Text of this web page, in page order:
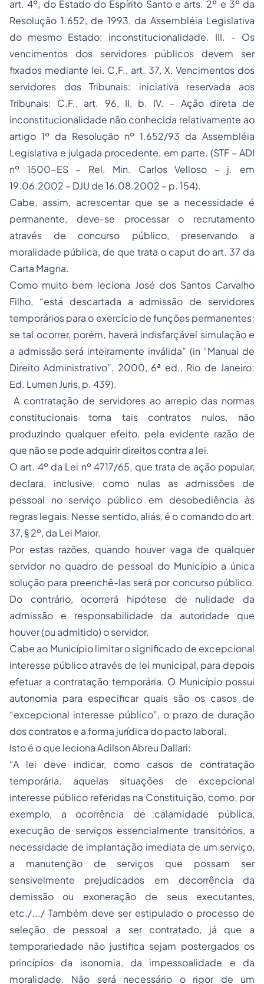
art. 4º, do Estado do Espírito Santo e arts. 2º e 3º da
Resolução 1.652, de 1993, da Assembléia Legislativa
do mesmo Estado: inconstitucionalidade. III. - Os
vencimentos dos servidores públicos devem ser
fixados mediante lei. C.F., art. 37, X. Vencimentos dos
servidores dos Tribunais: iniciativa reservada aos
Tribunais: C.F., art. 96, II, b. IV. - Ação direta de
inconstitucionalidade não conhecida relativamente ao
artigo 1º da Resolução nº 1.652/93 da Assembléia
Legislativa e julgada procedente, em parte. (STF – ADI
nº 1500-ES – Rel. Min. Carlos Velloso – j. em
19.06.2002 – DJU de 16.08.2002 – p. 154).
Cabe, assim, acrescentar que se a necessidade é
permanente, deve-se processar o recrutamento
através de concurso público, preservando a
moralidade pública, de que trata o caput do art. 37 da
Carta Magna.
Como muito bem leciona José dos Santos Carvalho
Filho, “está descartada a admissão de servidores
temporários para o exercício de funções permanentes;
se tal ocorrer, porém, haverá indisfarçável simulação e
a admissão será inteiramente inválida” (in “Manual de
Direito Administrativo”, 2000, 6ª ed., Rio de Janeiro:
Ed. Lumen Juris, p. 439).
A contratação de servidores ao arrepio das normas
constitucionais torna tais contratos nulos, não
produzindo qualquer efeito, pela evidente razão de
que não se pode adquirir direitos contra a lei.
O art. 4º da Lei nº 4717/65, que trata de ação popular,
declara, inclusive, como nulas as admissões de
pessoal no serviço público em desobediência às
regras legais. Nesse sentido, aliás, é o comando do art.
37, § 2º, da Lei Maior.
Por estas razões, quando houver vaga de qualquer
servidor no quadro de pessoal do Município a única
solução para preenchê-las será por concurso público.
Do contrário, ocorrerá hipótese de nulidade da
admissão e responsabilidade da autoridade que
houver (ou admitido) o servidor.
Cabe ao Município limitar o significado de excepcional
interesse público através de lei municipal, para depois
efetuar a contratação temporária. O Município possui
autonomia para especificar quais são os casos de
“excepcional interesse público”, o prazo de duração
dos contratos e a forma jurídica do pacto laboral.
Isto é o que leciona Adilson Abreu Dallari:
“A lei deve indicar, como casos de contratação
temporária, aquelas situações de excepcional
interesse público referidas na Constituição, como, por
exemplo, a ocorrência de calamidade pública,
execução de serviços essencialmente transitórios, a
necessidade de implantação imediata de um serviço,
a manutenção de serviços que possam ser
sensivelmente prejudicados em decorrência da
demissão ou exoneração de seus executantes,
etc./.../ Também deve ser estipulado o processo de
seleção de pessoal a ser contratado, já que a
temporariedade não justifica sejam postergados os
princípios da isonomia, da impessoalidade e da
moralidade. Não será necessário o rigor de um